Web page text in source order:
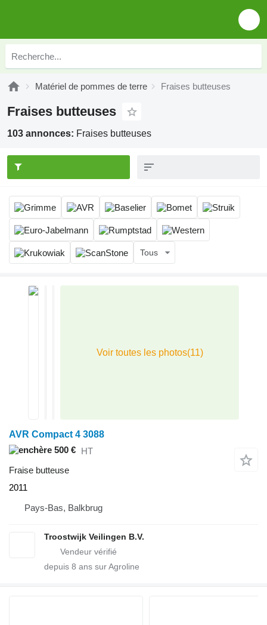
Matériel de pommes de terre Fraises butteuses
Fraises butteuses
103 annonces: Fraises butteuses
Tous
AVR Compact 4 3088
500 € HT
Fraise butteuse
2011
Pays-Bas, Balkbrug
Troostwijk Veilingen B.V.
depuis 8 ans sur Agroline